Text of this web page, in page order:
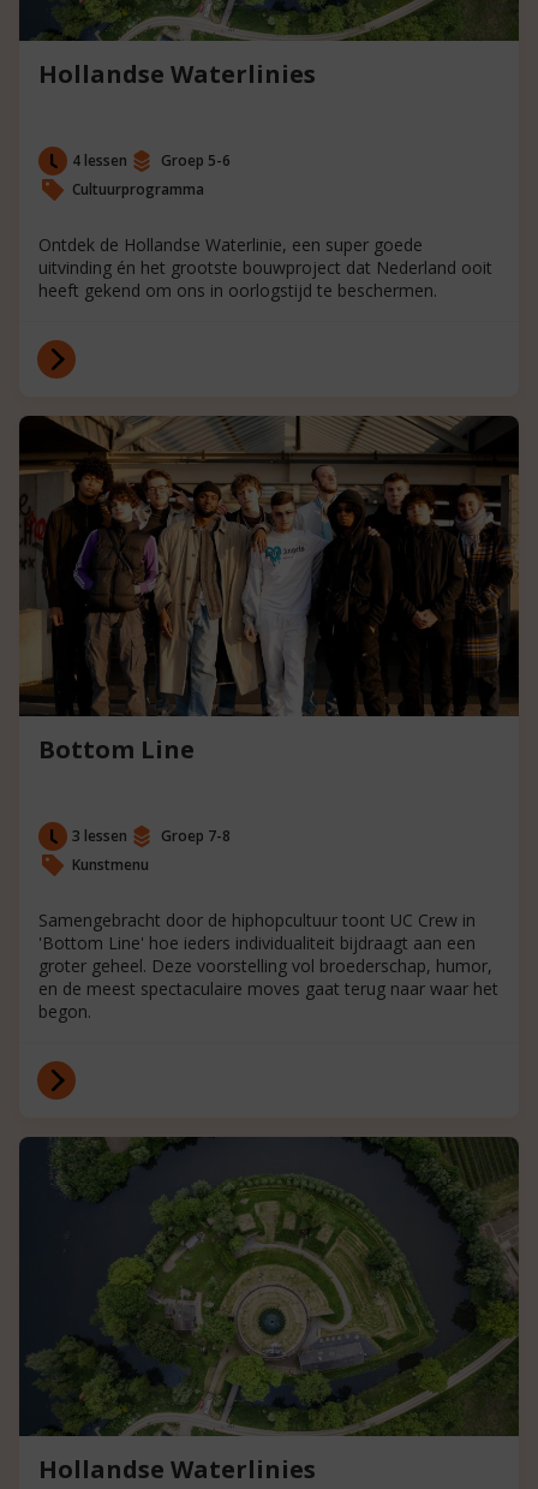
Hollandse Waterlinies
4 lessen
Groep 5-6
Cultuurprogramma
Ontdek de Hollandse Waterlinie, een super goede
uitvinding én het grootste bouwproject dat Nederland ooit
heeft gekend om ons in oorlogstijd te beschermen.
Bottom Line
3 lessen
Groep 7-8
Kunstmenu
Samengebracht door de hiphopcultuur toont UC Crew in
'Bottom Line' hoe ieders individualiteit bijdraagt aan een
groter geheel. Deze voorstelling vol broederschap, humor,
en de meest spectaculaire moves gaat terug naar waar het
begon.
Hollandse Waterlinies